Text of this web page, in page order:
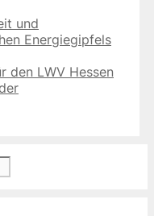
und
Energiegipfels
den LWV Hessen